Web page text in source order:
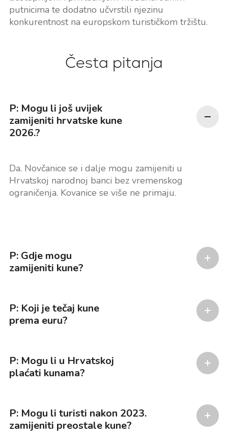
putnicima te dodatno učvrstili njezinu
konkurentnost na europskom turističkom tržištu.
Česta pitanja
P: Mogu li još uvijek
zamijeniti hrvatske kune
2026.?
Da. Novčanice se i dalje mogu zamijeniti u
Hrvatskoj narodnoj banci bez vremenskog
ograničenja. Kovanice se više ne primaju.
P: Gdje mogu
zamijeniti kune?
P: Koji je tečaj kune
prema euru?
P: Mogu li u Hrvatskoj
plaćati kunama?
P: Mogu li turisti nakon 2023.
zamijeniti preostale kune?